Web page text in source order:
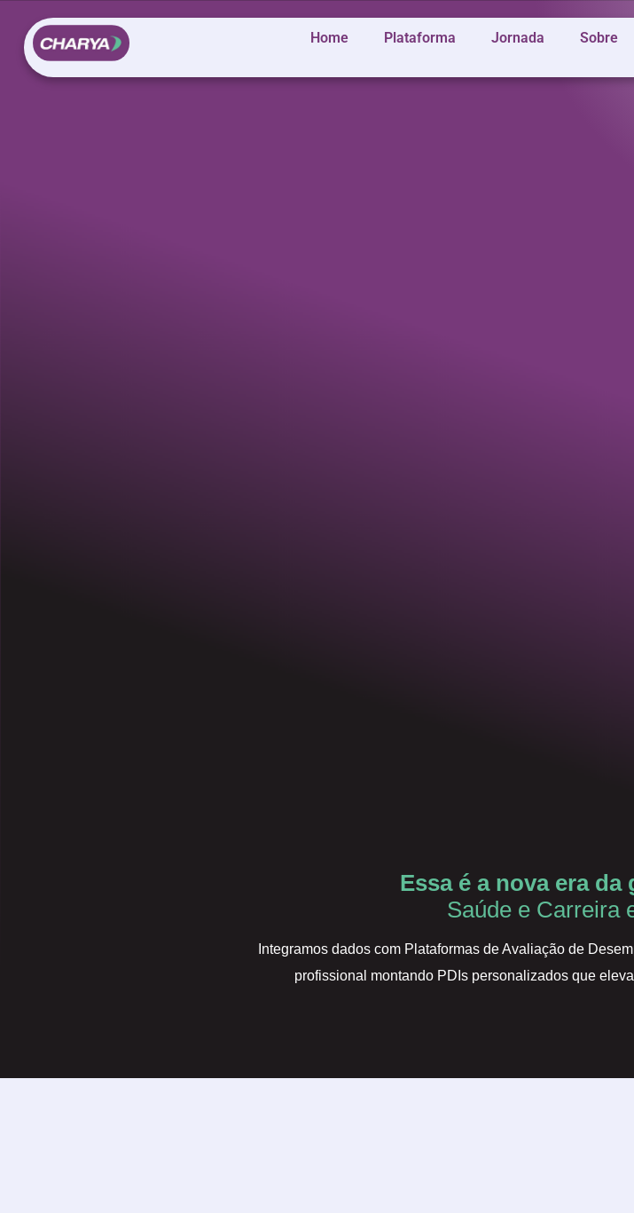
Home Plataforma Jornada Sobre
Essa é a nova era da
Saúde e Carreira
Integramos dados com Plataformas de Avaliação de
profissional montando PDIs personalizados que